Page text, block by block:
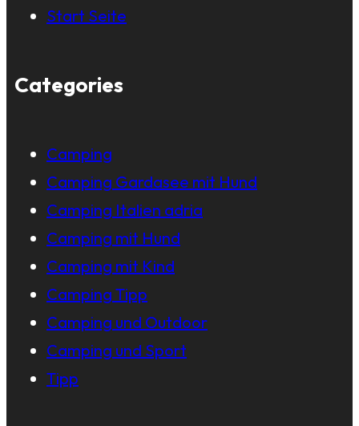
Start Seite
Categories
Camping
Camping Gardasee mit Hund
Camping Italien adria
Camping mit Hund
Camping mit Kind
Camping Tipp
Camping und Outdoor
Camping und Sport
Tipp